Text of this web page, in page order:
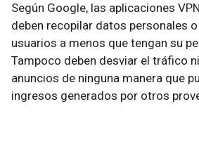
Según Google, las aplicaciones
deben recopilar datos personales
usuarios a menos que tengan su
Tampoco deben desviar el tráfico
anuncios de ninguna manera que
ingresos generados por otros